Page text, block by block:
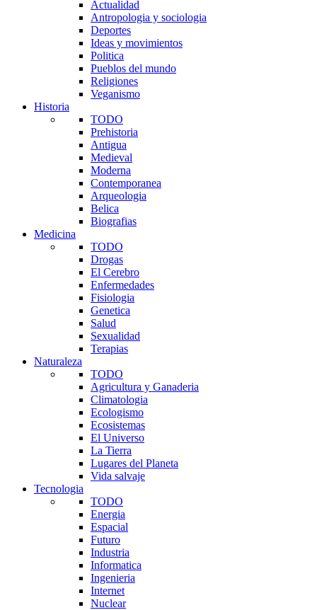
Actualidad
Antropologia y sociologia
Deportes
Ideas y movimientos
Politica
Pueblos del mundo
Religiones
Veganismo
Historia
TODO
Prehistoria
Antigua
Medieval
Moderna
Contemporanea
Arqueologia
Belica
Biografias
Medicina
TODO
Drogas
El Cerebro
Enfermedades
Fisiologia
Genetica
Salud
Sexualidad
Terapias
Naturaleza
TODO
Agricultura y Ganaderia
Climatologia
Ecologismo
Ecosistemas
El Universo
La Tierra
Lugares del Planeta
Vida salvaje
Tecnologia
TODO
Energia
Espacial
Futuro
Industria
Informatica
Ingenieria
Internet
Nuclear